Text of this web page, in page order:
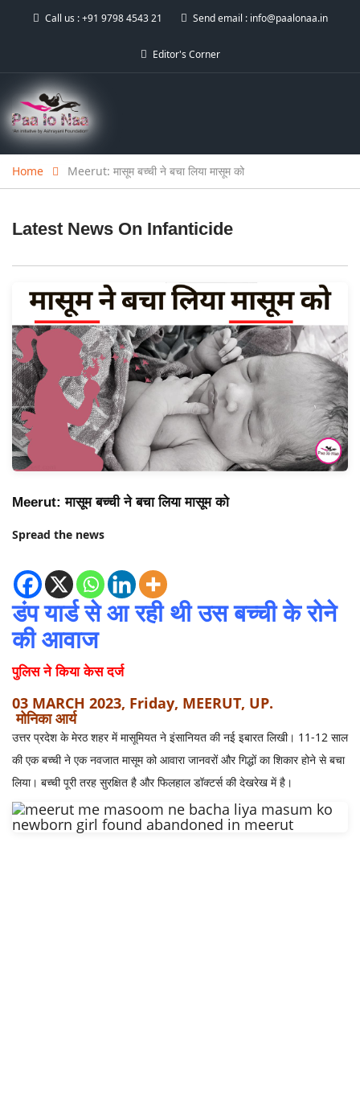
Call us :+91 9798 4543 21 Send email : info@paalonaa.in
Editor's Corner
Home Meerut: मासूम बच्ची ने बचा लिया मासूम को
Latest News On Infanticide
Meerut: मासूम बच्ची ने बचा लिया मासूम को
Spread the news
डंप यार्ड से आ रही थी उस बच्ची के रोने
की आवाज
पुलिस ने किया केस दर्ज
03 MARCH 2023, Friday, MEERUT, UP.
मोनिका आर्य
उत्तर प्रदेश के मेरठ शहर में मासूमियत ने इंसानियत की नई इबारत लिखी। 11-12 साल
की एक बच्ची ने एक नवजात मासूम को आवारा जानवरों और गिद्धों का शिकार होने से बचा
लिया। बच्ची पूरी तरह सुरक्षित है और फिलहाल डॉक्टर्स की देखरेख में है।